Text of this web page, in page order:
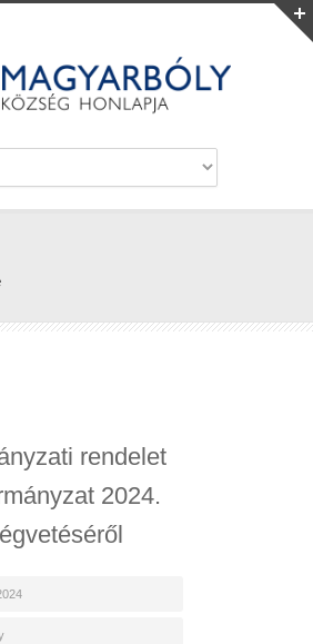
rendelet
2024.